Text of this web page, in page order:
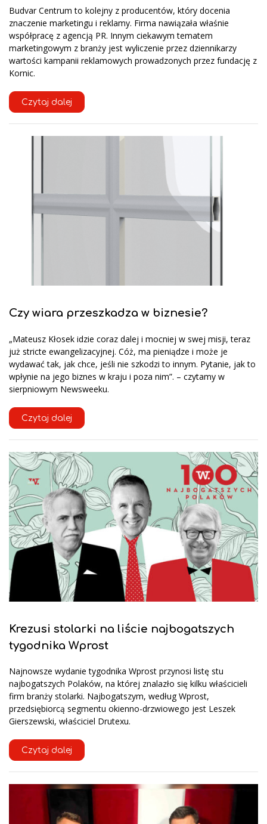
Budvar Centrum to kolejny z producentów, który docenia
znaczenie marketingu i reklamy. Firma nawiązała właśnie
współpracę z agencją PR. Innym ciekawym tematem
marketingowym z branży jest wyliczenie przez dziennikarzy
wartości kampanii reklamowych prowadzonych przez fundację z
Kornic.
Czytaj dalej
Czy wiara przeszkadza w biznesie?
„Mateusz Kłosek idzie coraz dalej i mocniej w swej misji, teraz
już stricte ewangelizacyjnej. Cóż, ma pieniądze i może je
wydawać tak, jak chce, jeśli nie szkodzi to innym. Pytanie, jak to
wpłynie na jego biznes w kraju i poza nim”. – czytamy w
sierpniowym Newsweeku.
Czytaj dalej
Krezusi stolarki na liście najbogatszych
tygodnika Wprost
Najnowsze wydanie tygodnika Wprost przynosi listę stu
najbogatszych Polaków, na której znalazło się kilku właścicieli
firm branży stolarki. Najbogatszym, według Wprost,
przedsiębiorcą segmentu okienno-drzwiowego jest Leszek
Gierszewski, właściciel Drutexu.
Czytaj dalej